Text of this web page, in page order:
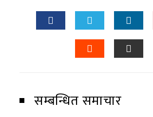
सम्बन्धित समाचार